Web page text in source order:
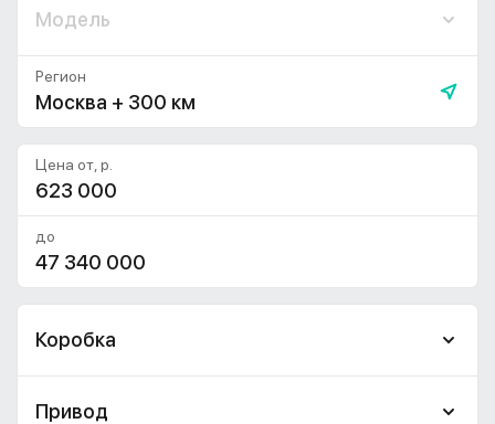
Модель
Москва + 300 км
Регион
Цена от, р.
до
Коробка
Привод